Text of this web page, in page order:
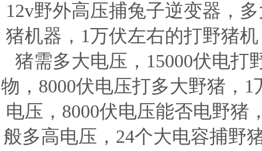
12v野外高压捕兔子逆变器，
猪机器，1万伏左右的打野猪
猪需多大电压，15000伏电打
物，8000伏电压打多大野猪，
电压，8000伏电压能否电野猪
般多高电压，24个大电容捕野